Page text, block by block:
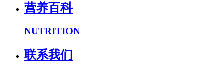
营养百科
NUTRITION
联系我们